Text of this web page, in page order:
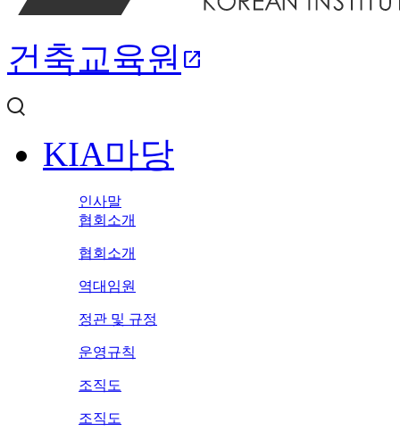
건축교육원 open_in_new
KIA마당
인사말
협회소개
협회소개
역대임원
정관 및 규정
운영규칙
조직도
조직도